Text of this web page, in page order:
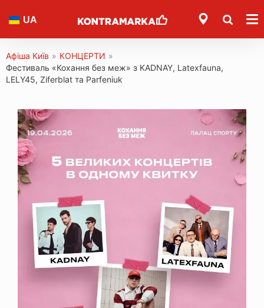
UA
Афіша Київ » КОНЦЕРТИ »
Фестиваль «Кохання без меж» з KADNAY, Latexfauna,
LELY45, Ziferblat та Parfeniuk